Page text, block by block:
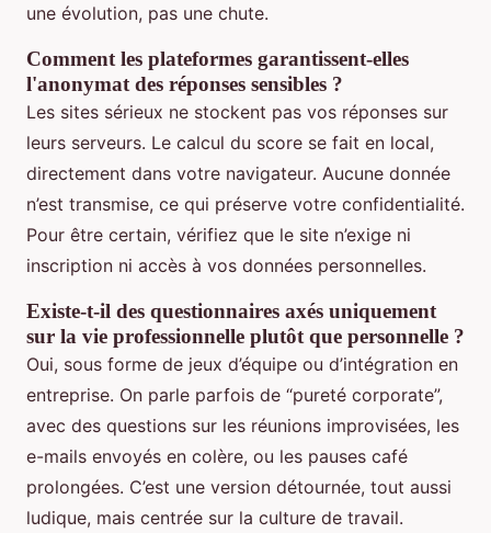
une évolution, pas une chute.
Comment les plateformes garantissent-elles
l'anonymat des réponses sensibles ?
Les sites sérieux ne stockent pas vos réponses sur
leurs serveurs. Le calcul du score se fait en local,
directement dans votre navigateur. Aucune donnée
n’est transmise, ce qui préserve votre confidentialité.
Pour être certain, vérifiez que le site n’exige ni
inscription ni accès à vos données personnelles.
Existe-t-il des questionnaires axés uniquement
sur la vie professionnelle plutôt que personnelle ?
Oui, sous forme de jeux d’équipe ou d’intégration en
entreprise. On parle parfois de “pureté corporate”,
avec des questions sur les réunions improvisées, les
e-mails envoyés en colère, ou les pauses café
prolongées. C’est une version détournée, tout aussi
ludique, mais centrée sur la culture de travail.